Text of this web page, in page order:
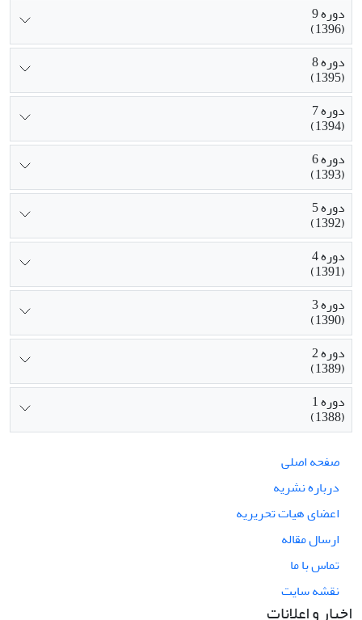
دوره 9
(1396)
دوره 8
(1395)
دوره 7
(1394)
دوره 6
(1393)
دوره 5
(1392)
دوره 4
(1391)
دوره 3
(1390)
دوره 2
(1389)
دوره 1
(1388)
صفحه اصلی
درباره نشریه
اعضای هیات تحریریه
ارسال مقاله
تماس با ما
نقشه سایت
اخبار و اعلانات